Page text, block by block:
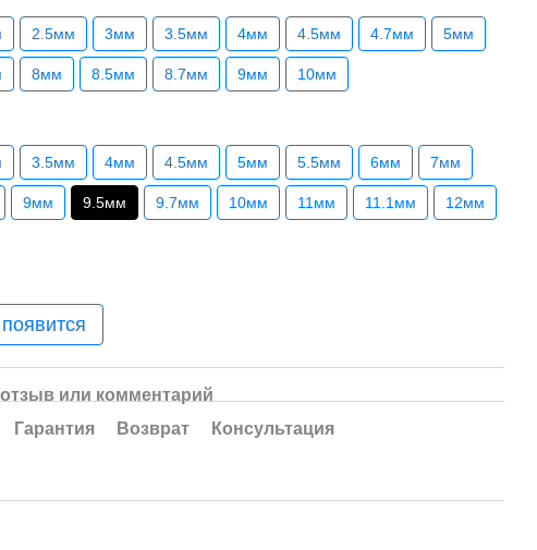
2.5мм 3мм 3.5мм 4мм 4.5мм 4.7мм 5мм
8мм 8.5мм 8.7мм 9мм 10мм
3.5мм 4мм 4.5мм 5мм 5.5мм 6мм 7мм
9мм 9.5мм 9.7мм 10мм 11мм 11.1мм 12мм
или комментарий
Гарантия Возврат Консультация